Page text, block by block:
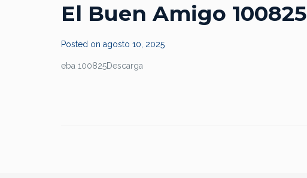
El Buen Amigo 100825
Posted on agosto 10, 2025
eba 100825Descarga